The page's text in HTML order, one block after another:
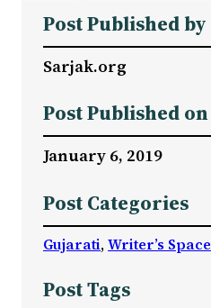
Post Published by
Sarjak.org
Post Published on
January 6, 2019
Post Categories
Gujarati, Writer’s Space
Post Tags